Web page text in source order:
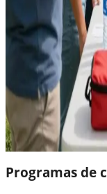
Programas de